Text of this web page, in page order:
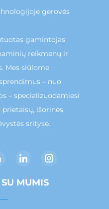
gerovės
gamintojas
reikmenų ir
Mes siūlome
– nuo
– specializuodamiesi
išorinės
srityse.
MUMIS